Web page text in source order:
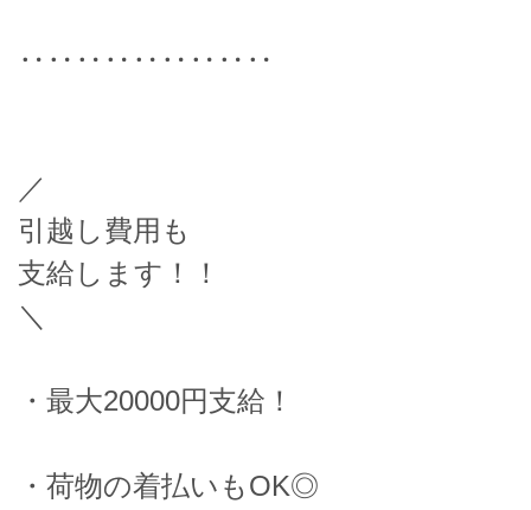
‥‥‥‥‥‥‥‥‥
／
引越し費用も
支給します！！
＼
・最大20000円支給！
・荷物の着払いもOK◎